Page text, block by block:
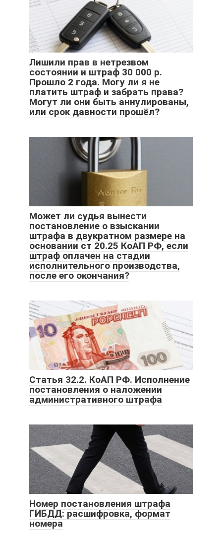
Лишили прав в нетрезвом
состоянии и штраф 30 000 р.
Прошло 2 года. Могу ли я не
платить штраф и забрать права?
Могут ли они быть аннулированы,
или срок давности прошёл?
Может ли судья вынести
постановление о взыскании
штрафа в двукратном размере на
основании ст 20.25 КоАП РФ, если
штраф оплачен на стадии
исполнительного производства,
после его окончания?
Статья 32.2. КоАП РФ. Исполнение
постановления о наложении
административного штрафа
Номер постановления штрафа
ГИБДД: расшифровка, формат
номера